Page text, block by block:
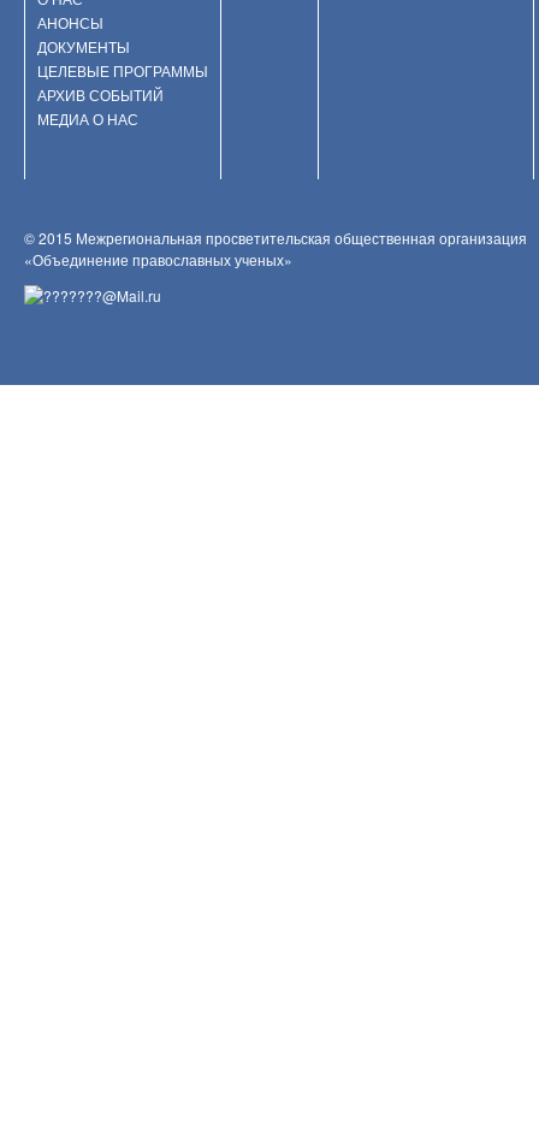
АНОНСЫ
ДОКУМЕНТЫ
ЦЕЛЕВЫЕ ПРОГРАММЫ
АРХИВ СОБЫТИЙ
МЕДИА О НАС
© 2015 Межрегиональная просветительская общественная организация
«Объединение православных ученых»